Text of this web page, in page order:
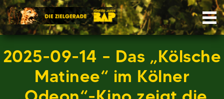
Skip
to
content
2025-09-14 – Das „Kölsche
Matinee“ im Kölner